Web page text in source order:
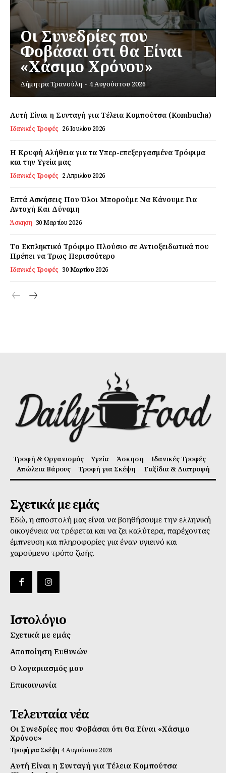
Εγγραφείτε τώρα!
Daily Food
Αποποίηση Ευθυνών
Ο λογαριασμός μου
Οι Συνεδρίες που
Φοβάσαι ότι θα Είναι
«Χάσιμο Χρόνου»
Δήμητρα Τρανούλη - 4 Αυγούστου 2026
Αυτή Είναι η Συνταγή για Τέλεια Κομπούτσα (Kombucha)
Ιδανικές Τροφές 26 Ιουλίου 2026
Η Κρυφή Αλήθεια για τα Υπερ-επεξεργασμένα Τρόφιμα
και την Υγεία μας
Ιδανικές Τροφές 2 Απριλίου 2026
Επτά Ασκήσεις Που Όλοι Μπορούμε Να Κάνουμε Για
Αντοχή Και Δύναμη
Άσκηση 30 Μαρτίου 2026
Το Εκπληκτικό Τρόφιμο Πλούσιο σε Αντιοξειδωτικά που
Πρέπει να Τρως Περισσότερο
Ιδανικές Τροφές 30 Μαρτίου 2026
Τροφή & Οργανισμός Υγεία Άσκηση
Ιδανικές Τροφές
Απώλεια Βάρους
Τροφή για Σκέψη Ταξίδια & Διατροφή
Σχετικά με εμάς
Εδώ, η αποστολή μας είναι να βοηθήσουμε την ελληνική
οικογένεια να τρέφεται και να ζει καλύτερα, παρέχοντας
έμπνευση και πληροφορίες για έναν υγιεινό και
χαρούμενο τρόπο ζωής.
Ιστολόγιο
Σχετικά με εμάς
Αποποίηση Ευθυνών
Ο λογαριασμός μου
Επικοινωνία
Τελευταία νέα
Οι Συνεδρίες που Φοβάσαι ότι θα Είναι «Χάσιμο
Χρόνου»
Τροφή για Σκέψη 4 Αυγούστου 2026
Αυτή Είναι η Συνταγή για Τέλεια Κομπούτσα